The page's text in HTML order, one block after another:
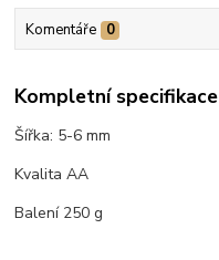
Komentáře 0
Kompletní specifikace
Šířka: 5-6 mm
Kvalita AA
Balení 250 g